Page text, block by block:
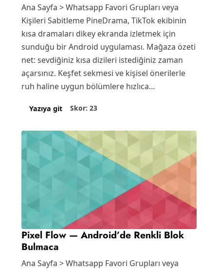
Ana Sayfa > Whatsapp Favori Grupları veya
Kişileri Sabitleme PineDrama, TikTok ekibinin
kısa dramaları dikey ekranda izletmek için
sunduğu bir Android uygulaması. Mağaza özeti
net: sevdiğiniz kısa dizileri istediğiniz zaman
açarsınız. Keşfet sekmesi ve kişisel önerilerle
ruh haline uygun bölümlere hızlıca…
Yazıya git Skor: 23
Pixel Flow — Android’de Renkli Blok
Bulmaca
Ana Sayfa > Whatsapp Favori Grupları veya